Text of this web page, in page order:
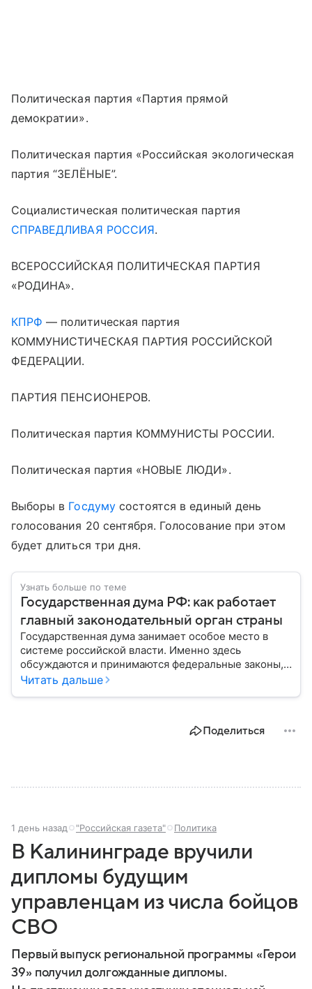
Политическая партия «Партия прямой
демократии».
Политическая партия «Российская экологическая
партия “ЗЕЛЁНЫЕ”.
Социалистическая политическая партия
СПРАВЕДЛИВАЯ РОССИЯ.
ВСЕРОССИЙСКАЯ ПОЛИТИЧЕСКАЯ ПАРТИЯ
«РОДИНА».
КПРФ — политическая партия
КОММУНИСТИЧЕСКАЯ ПАРТИЯ РОССИЙСКОЙ
ФЕДЕРАЦИИ.
ПАРТИЯ ПЕНСИОНЕРОВ.
Политическая партия КОММУНИСТЫ РОССИИ.
Политическая партия «НОВЫЕ ЛЮДИ».
Выборы в Госдумусостоятся в единый день
голосования 20 сентября. Голосование при этом
будет длиться три дня.
Узнать больше по теме
Государственная дума РФ: как работает
главный законодательный орган страны
Государственная дума занимает особое место в
системе российской власти. Именно здесь
обсуждаются и принимаются федеральные законы,
определяющие развитие государства, экономики и
Разбираемся, как устроена Госдума, какие
Читать дальше
Поделиться
1 день назад "Российская газета" Политика
В Калининграде вручили
дипломы будущим
управленцам из числа бойцов
СВО
Первый выпуск региональной программы «Герои
39» получил долгожданные дипломы.